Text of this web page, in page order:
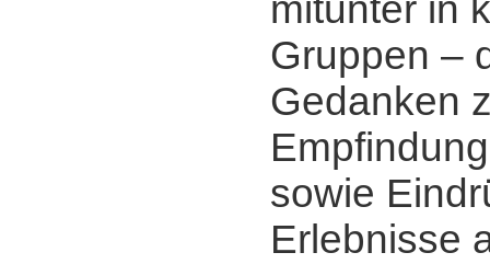
mitunter in
Gruppen ‒
Gedanken
sowie
Erlebnisse